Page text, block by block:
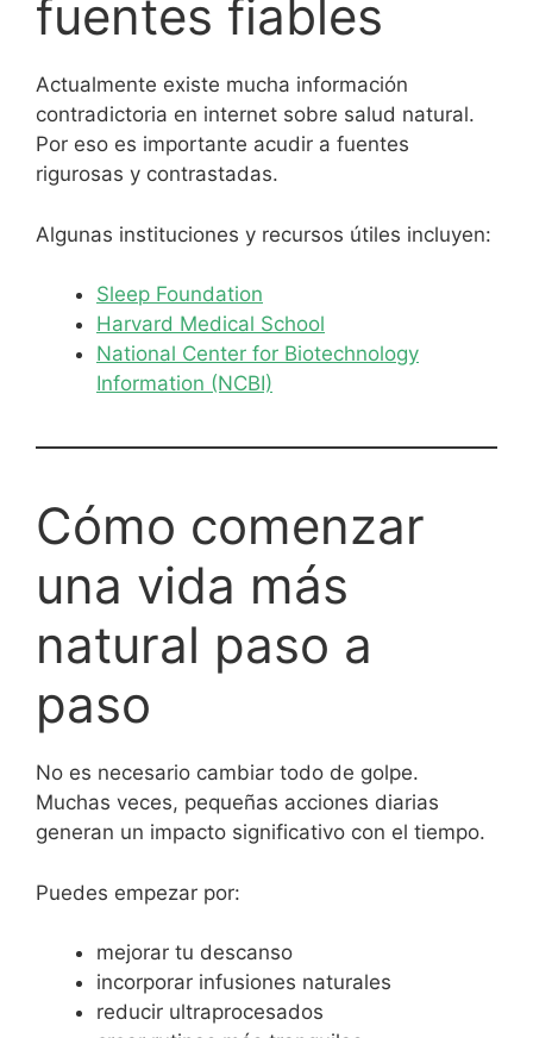
fuentes fiables
Actualmente existe mucha información
contradictoria en internet sobre salud natural.
Por eso es importante acudir a fuentes
rigurosas y contrastadas.
Algunas instituciones y recursos útiles incluyen:
Sleep Foundation
Harvard Medical School
National Center for Biotechnology
Information (NCBI)
Cómo comenzar
una vida más
natural paso a
paso
No es necesario cambiar todo de golpe.
Muchas veces, pequeñas acciones diarias
generan un impacto significativo con el tiempo.
Puedes empezar por:
mejorar tu descanso
incorporar infusiones naturales
reducir ultraprocesados